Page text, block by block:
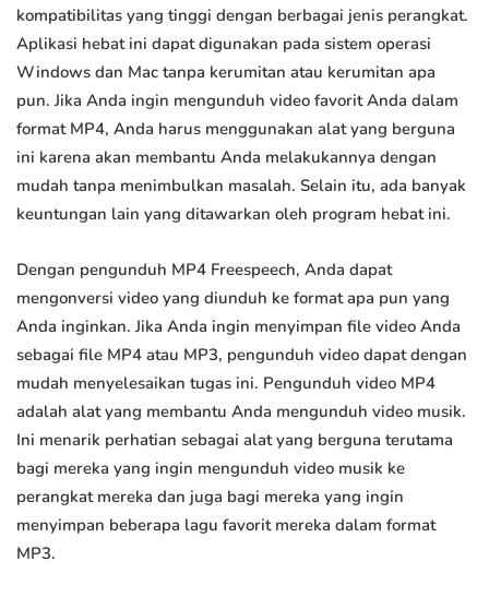
kompatibilitas yang tinggi dengan berbagai jenis perangkat.
Aplikasi hebat ini dapat digunakan pada sistem operasi
Windows dan Mac tanpa kerumitan atau kerumitan apa
pun. Jika Anda ingin mengunduh video favorit Anda dalam
format MP4, Anda harus menggunakan alat yang berguna
ini karena akan membantu Anda melakukannya dengan
mudah tanpa menimbulkan masalah. Selain itu, ada banyak
keuntungan lain yang ditawarkan oleh program hebat ini.
Dengan pengunduh MP4 Freespeech, Anda dapat
mengonversi video yang diunduh ke format apa pun yang
Anda inginkan. Jika Anda ingin menyimpan file video Anda
sebagai file MP4 atau MP3, pengunduh video dapat dengan
mudah menyelesaikan tugas ini. Pengunduh video MP4
adalah alat yang membantu Anda mengunduh video musik.
Ini menarik perhatian sebagai alat yang berguna terutama
bagi mereka yang ingin mengunduh video musik ke
perangkat mereka dan juga bagi mereka yang ingin
menyimpan beberapa lagu favorit mereka dalam format
MP3.